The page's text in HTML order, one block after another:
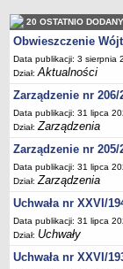
Czas pracy
Nr konta
Pracownicy
Pracownicy
Kompetencje
Regulamin
Regulamin
Ogłoszenia o
Lista
Wyniki naboru
Petycje
20 OSTATNIO
Obwieszczenie
Data publikacji: 3 sierpnia
Dział:Aktualności
Zarządzenie nr 206/
Data publikacji: 31 lipca
Dział:Zarządzenia
Zarządzenie nr 205/
Data publikacji: 31 lipca
Dział:Zarządzenia
Uchwała nr XXVI/
Data publikacji: 31 lipca
Dział: Uchwały
Uchwała nr XXVI/